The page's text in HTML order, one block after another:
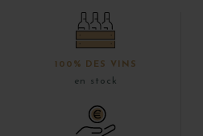
100% DES VINS
en stock